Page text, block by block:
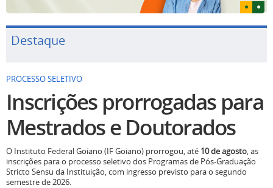
Destaque
PROCESSO SELETIVO
Inscrições prorrogadas para
Mestrados e Doutorados
O Instituto Federal Goiano (IF Goiano) prorrogou, até 10 de agosto, as
inscrições para o processo seletivo dos Programas de Pós-Graduação
Stricto Sensu da Instituição, com ingresso previsto para o segundo
semestre de 2026.